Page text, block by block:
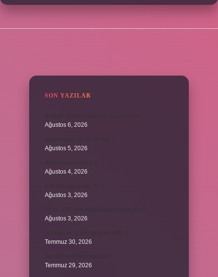
SON YAZILAR
Ağustos 6, 2026
Ağustos 5, 2026
Ağustos 4, 2026
Ağustos 3, 2026
Ağustos 3, 2026
Temmuz 30, 2026
Temmuz 29, 2026